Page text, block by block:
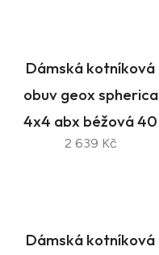
Dámská kotníková
obuv geox spherica
4x4 abx béžová 40
2 639 Kč
Dámská kotníková